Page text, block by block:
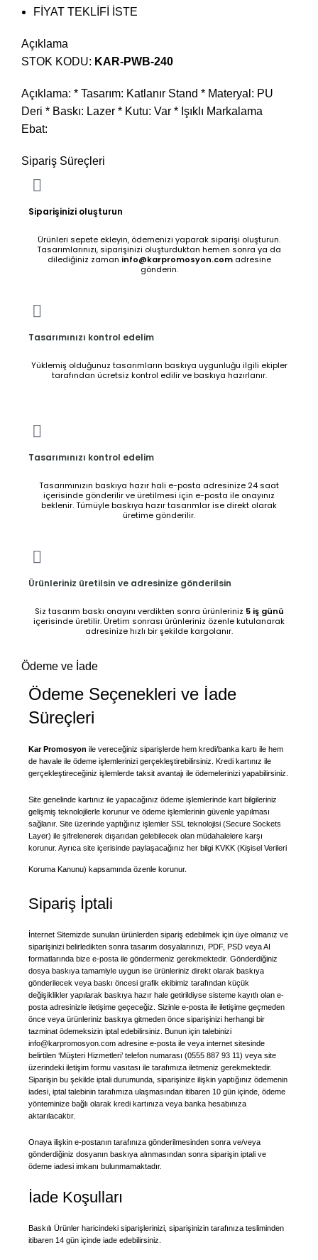
FİYAT TEKLİFİ İSTE
Açıklama
STOK KODU: KAR-PWB-240
Açıklama: * Tasarım: Katlanır Stand * Materyal: PU
Deri * Baskı: Lazer * Kutu: Var * Işıklı Markalama
Ebat:
Sipariş Süreçleri
Siparişinizi oluşturun
Ürünleri sepete ekleyin, ödemenizi yaparak siparişi oluşturun.
Tasarımlarınızı, siparişinizi oluşturduktan hemen sonra ya da
dilediğiniz zaman info@karpromosyon.comadresine
gönderin.
Tasarımınızı kontrol edelim
Yüklemiş olduğunuz tasarımların baskıya uygunluğu ilgili ekipler
tarafından ücretsiz kontrol edilir ve baskıya hazırlanır.
Tasarımınızı kontrol edelim
Tasarımınızın baskıya hazır hali e-posta adresinize 24 saat
içerisinde gönderilir ve üretilmesi için e-posta ile onayınız
beklenir. Tümüyle baskıya hazır tasarımlar ise direkt olarak
üretime gönderilir.
Ürünleriniz üretilsin ve adresinize gönderilsin
Siz tasarım baskı onayını verdikten sonra ürünleriniz 5 iş günü
içerisinde üretilir. Üretim sonrası ürünleriniz özenle kutulanarak
adresinize hızlı bir şekilde kargolanır.
Ödeme ve İade
Ödeme Seçenekleri ve İade
Süreçleri
Kar Promosyon ile vereceğiniz siparişlerde hem kredi/banka kartı ile hem
de havale ile ödeme işlemlerinizi gerçekleştirebilirsiniz. Kredi kartınız ile
gerçekleştireceğiniz işlemlerde taksit avantajı ile ödemelerinizi yapabilirsiniz.
Site genelinde kartınız ile yapacağınız ödeme işlemlerinde kart bilgileriniz
gelişmiş teknolojilerle korunur ve ödeme işlemlerinin güvenle yapılması
sağlanır. Site üzerinde yaptığınız işlemler SSL teknolojisi (Secure Sockets
Layer) ile şifrelenerek dışarıdan gelebilecek olan müdahalelere karşı
korunur. Ayrıca site içerisinde paylaşacağınız her bilgi KVKK (Kişisel Verileri
Koruma Kanunu) kapsamında özenle korunur.
Sipariş İptali
İnternet Sitemizde sunulan ürünlerden sipariş edebilmek için üye olmanız ve
siparişinizi belirledikten sonra tasarım dosyalarınızı, PDF, PSD veya AI
formatlarında bize e-posta ile göndermeniz gerekmektedir. Gönderdiğiniz
dosya baskıya tamamiyle uygun ise ürünleriniz direkt olarak baskıya
gönderilecek veya baskı öncesi grafik ekibimiz tarafından küçük
değişiklikler yapılarak baskıya hazır hale getirildiyse sisteme kayıtlı olan e-
posta adresinizle iletişime geçeceğiz. Sizinle e-posta ile iletişime geçmeden
önce veya ürünleriniz baskıya gitmeden önce siparişinizi herhangi bir
tazminat ödemeksizin iptal edebilirsiniz. Bunun için talebinizi
info@karpromosyon.com adresine e-posta ile veya internet sitesinde
belirtilen ‘Müşteri Hizmetleri’ telefon numarası (0555 887 93 11) veya site
üzerindeki iletişim formu vasıtası ile tarafımıza iletmeniz gerekmektedir.
Siparişin bu şekilde iptali durumunda, siparişinize ilişkin yaptığınız ödemenin
iadesi, iptal talebinin tarafımıza ulaşmasından itibaren 10 gün içinde, ödeme
yönteminize bağlı olarak kredi kartınıza veya banka hesabınıza
aktarılacaktır.
Onaya ilişkin e-postanın tarafınıza gönderilmesinden sonra ve/veya
gönderdiğiniz dosyanın baskıya alınmasından sonra siparişin iptali ve
ödeme iadesi imkanı bulunmamaktadır.
İade Koşulları
Baskılı Ürünler haricindeki siparişlerinizi, siparişinizin tarafınıza tesliminden
itibaren 14 gün içinde iade edebilirsiniz.